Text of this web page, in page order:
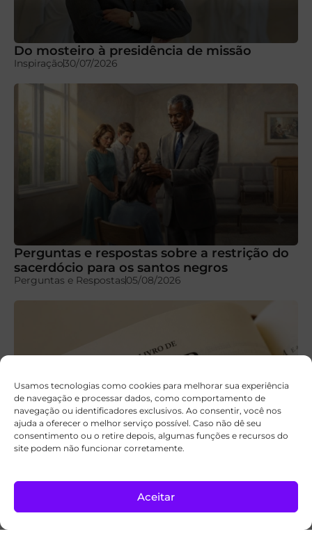
Usamos tecnologias como cookies para melhorar sua experiência
de navegação e processar dados, como comportamento de
navegação ou identificadores exclusivos. Ao consentir, você nos
ajuda a oferecer o melhor serviço possível. Caso não dê seu
consentimento ou o retire depois, algumas funções e recursos do
site podem não funcionar corretamente.
Aceitar
Do mosteiro à presidência de missão
Inspiração30/07/2026
Perguntas e respostas sobre a restrição do
sacerdócio para os santos negros
Perguntas e Respostas05/08/2026
a Ester 4:14